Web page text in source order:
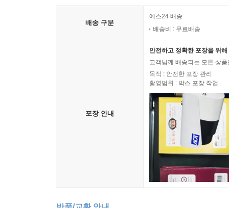
배송 구분
예스24 배송
배송비 : 무료배송
포장 안내
안전하고 정확한 포장을 위
고객님께 배송되는 모든 상
목적 : 안전한 포장 관리
촬영범위 : 박스 포장 작업